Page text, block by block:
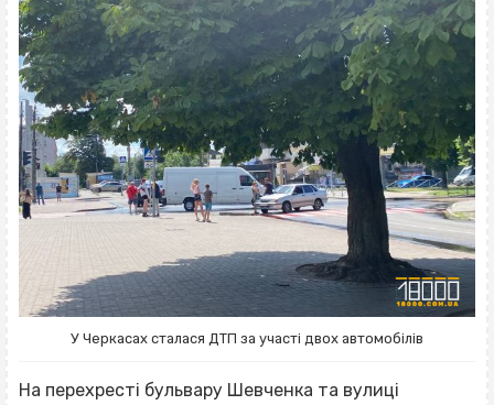
У Черкасах сталася ДТП за участі двох автомобілів
На перехресті бульвару Шевченка та вулиці